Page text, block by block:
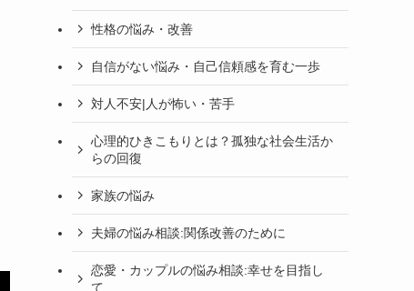
性格の悩み・改善
自信がない悩み・自己信頼感を育む一歩
対人不安|人が怖い・苦手
心理的ひきこもりとは？孤独な社会生活か
らの回復
家族の悩み
夫婦の悩み相談:関係改善のために
恋愛・カップルの悩み相談:幸せを目指し
て